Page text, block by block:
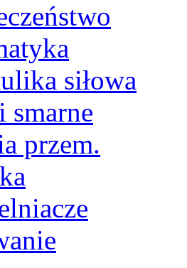
siłowa
smarne
przem.